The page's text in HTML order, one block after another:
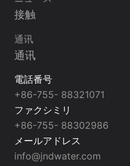
接触
通讯
通讯
電話番号
+86-755- 88321071
ファクシミリ
+86-755- 88302986
メールアドレス
info@jndwater.com